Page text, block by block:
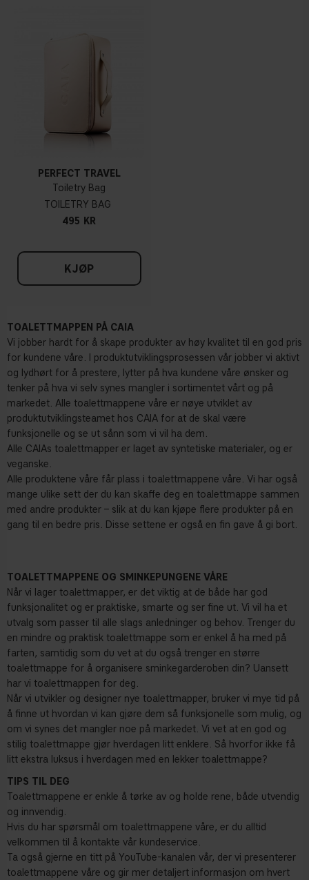
PERFECT TRAVEL
Toiletry Bag
TOILETRY BAG
495 KR
KJØP
TOALETTMAPPEN PÅ CAIA
Vi jobber hardt for å skape produkter av høy kvalitet til en god pris
for kundene våre. I produktutviklingsprosessen vår jobber vi aktivt
og lydhørt for å prestere, lytter på hva kundene våre ønsker og
tenker på hva vi selv synes mangler i sortimentet vårt og på
markedet. Alle toalettmappene våre er nøye utviklet av
produktutviklingsteamet hos CAIA for at de skal være
funksjonelle og se ut sånn som vi vil ha dem.
Alle CAIAs toalettmapper er laget av syntetiske materialer, og er
veganske.
Alle produktene våre får plass i toalettmappene våre. Vi har også
mange ulike sett der du kan skaffe deg en toalettmappe sammen
med andre produkter – slik at du kan kjøpe flere produkter på en
gang til en bedre pris. Disse settene er også en fin gave å gi bort.
TOALETTMAPPENE OG SMINKEPUNGENE VÅRE
Når vi lager toalettmapper, er det viktig at de både har god
funksjonalitet og er praktiske, smarte og ser fine ut. Vi vil ha et
utvalg som passer til alle slags anledninger og behov. Trenger du
en mindre og praktisk toalettmappe som er enkel å ha med på
farten, samtidig som du vet at du også trenger en større
toalettmappe for å organisere sminkegarderoben din? Uansett
har vi toalettmappen for deg.
Når vi utvikler og designer nye toalettmapper, bruker vi mye tid på
å finne ut hvordan vi kan gjøre dem så funksjonelle som mulig, og
om vi synes det mangler noe på markedet. Vi vet at en god og
stilig toalettmappe gjør hverdagen litt enklere. Så hvorfor ikke få
litt ekstra luksus i hverdagen med en lekker toalettmappe?
TIPS TIL DEG
Toalettmappene er enkle å tørke av og holde rene, både utvendig
og innvendig.
Hvis du har spørsmål om toalettmappene våre, er du alltid
velkommen til å kontakte vår kundeservice.
Ta også gjerne en titt på YouTube-kanalen vår, der vi presenterer
toalettmappene våre og gir mer detaljert informasjon om hvert